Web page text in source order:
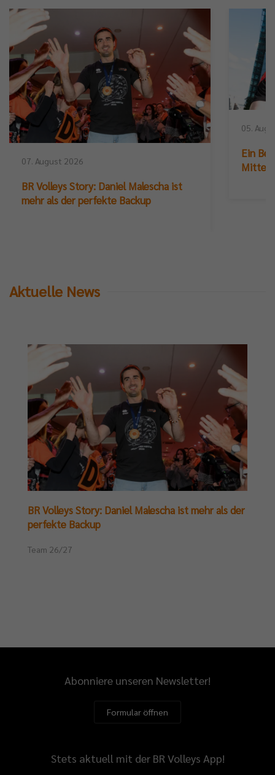
07. August 2026
BR Volleys Story: Daniel Malescha ist
mehr als der perfekte Backup
05.
Ein
Aktuelle News
BR Volleys Story: Daniel Malescha ist mehr als der
perfekte Backup
Team 26/27
Abonniere unseren Newsletter!
Formular öffnen
Stets aktuell mit der BR Volleys App!